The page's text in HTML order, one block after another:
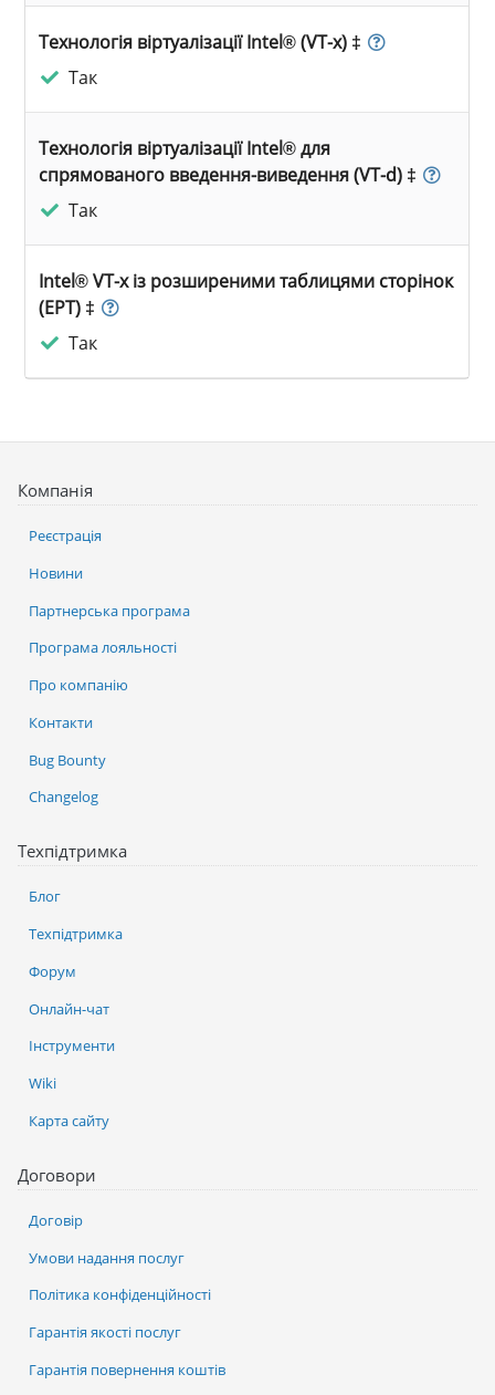
Технологія віртуалізації Intel® (VT-x) ‡
Так
Технологія віртуалізації Intel® для
спрямованого введення-виведення (VT-d) ‡
Так
Intel® VT-x із розширеними таблицями сторінок
(EPT) ‡
Так
Компанія
Реєстрація
Новини
Партнерська програма
Програма лояльності
Про компанію
Контакти
Bug Bounty
Changelog
Техпідтримка
Блог
Техпідтримка
Форум
Онлайн-чат
Інструменти
Wiki
Карта сайту
Договори
Договір
Умови надання послуг
Політика конфіденційності
Гарантія якості послуг
Гарантія повернення коштів